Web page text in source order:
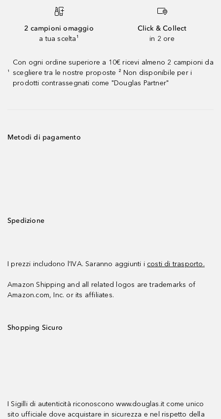
2 campioni omaggio
a tua scelta¹
Click & Collect
in 2 ore
¹
Con ogni ordine superiore a 10€ ricevi almeno 2 campioni da
scegliere tra le nostre proposte ² Non disponibile per i
prodotti contrassegnati come "Douglas Partner"
Metodi di pagamento
Spedizione
I prezzi includono l’IVA. Saranno aggiunti i costi di trasporto.
Amazon Shipping and all related logos are trademarks of
Amazon.com, Inc. or its affiliates.
Shopping Sicuro
I Sigilli di autenticità riconoscono www.douglas.it come unico
sito ufficiale dove acquistare in sicurezza e nel rispetto della